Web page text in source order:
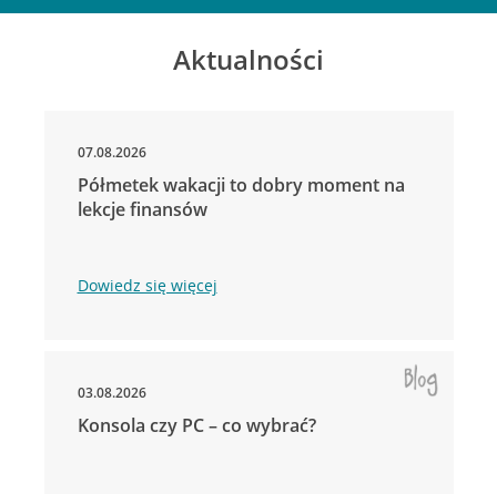
Aktualności
07.08.2026
Półmetek wakacji to dobry moment na
lekcje finansów
Dowiedz się więcej
03.08.2026
Konsola czy PC – co wybrać?